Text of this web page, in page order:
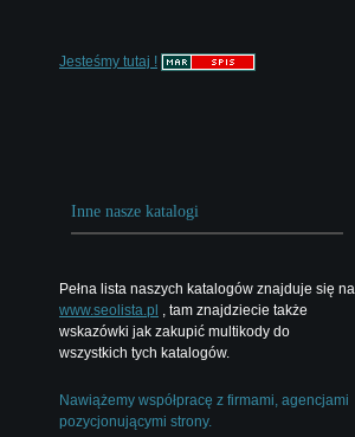
Jesteśmy tutaj !
Inne nasze katalogi
Pełna lista naszych katalogów znajduje się na
www.seolista.pl , tam znajdziecie także
wskazówki jak zakupić multikody do
wszystkich tych katalogów.
Nawiążemy współpracę z firmami, agencjami
pozycjonującymi strony.